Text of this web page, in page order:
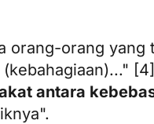
orang-orang
antara